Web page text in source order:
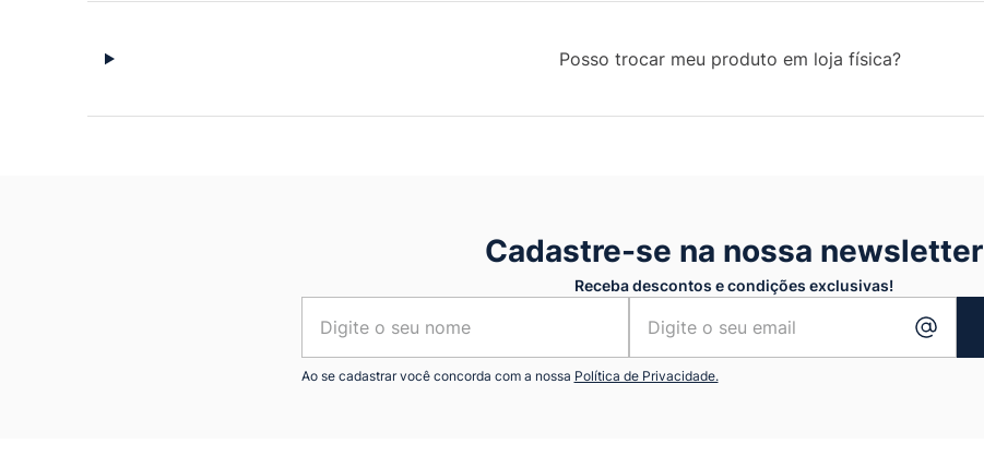
Posso trocar meu produto em loja física?
Cadastre-se na nossa newsletter
Receba descontos e condições exclusivas!
Ao se cadastrar você concorda com a nossa Política de Privacidade.